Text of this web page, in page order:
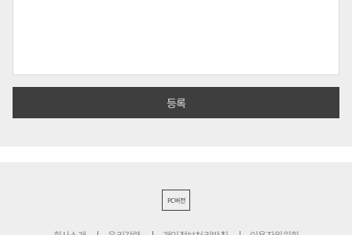
PC버전